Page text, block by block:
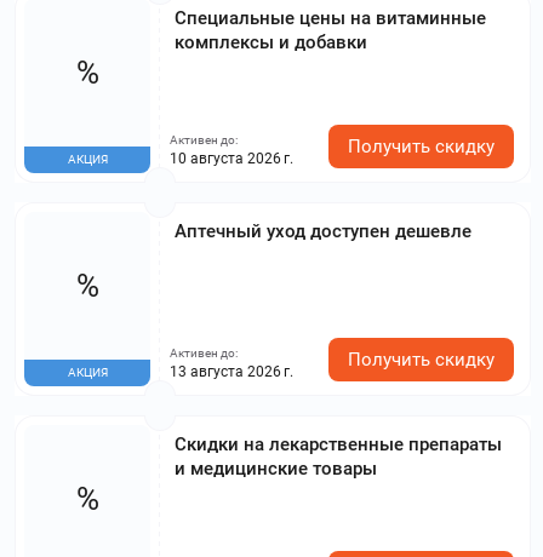
Специальные цены на витаминные
комплексы и добавки
%
АКЦИЯ
Активен до:
10 августа 2026 г.
Получить скидку
Аптечный уход доступен дешевле
%
АКЦИЯ
Активен до:
13 августа 2026 г.
Получить скидку
Скидки на лекарственные препараты
и медицинские товары
%